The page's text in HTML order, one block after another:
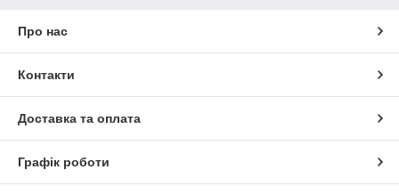
Про нас
Контакти
Доставка та оплата
Графік роботи